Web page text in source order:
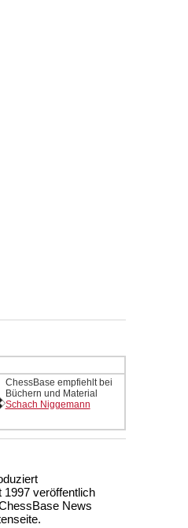
ChessBase empfiehlt bei
Büchern und Material
Schach Niggemann
1997 veröffentlich
News